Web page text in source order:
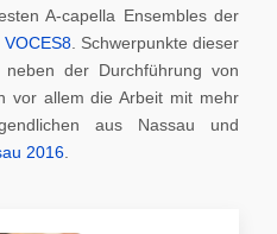
A-capella Ensembles der
VOCES8. Schwerpunkte dieser
der Durchführung von
vor allem die Arbeit mit mehr
aus Nassau und
2016